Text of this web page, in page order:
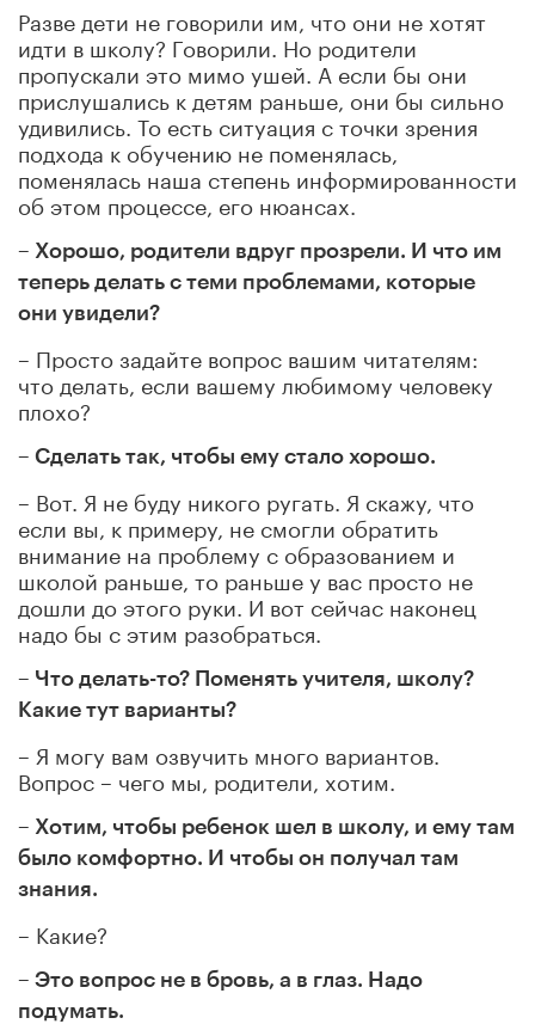
Разве дети не говорили им, что они не хотят
идти в школу? Говорили. Но родители
пропускали это мимо ушей. А если бы они
прислушались к детям раньше, они бы сильно
удивились. То есть ситуация с точки зрения
подхода к обучению не поменялась,
поменялась наша степень информированности
об этом процессе, его нюансах.
– Хорошо, родители вдруг прозрели. И что им
теперь делать с теми проблемами, которые
они увидели?
– Просто задайте вопрос вашим читателям:
что делать, если вашему любимому человеку
плохо?
– Сделать так, чтобы ему стало хорошо.
– Вот. Я не буду никого ругать. Я скажу, что
если вы, к примеру, не смогли обратить
внимание на проблему с образованием и
школой раньше, то раньше у вас просто не
дошли до этого руки. И вот сейчас наконец
надо бы с этим разобраться.
– Что делать-то? Поменять учителя, школу?
Какие тут варианты?
– Я могу вам озвучить много вариантов.
Вопрос – чего мы, родители, хотим.
– Хотим, чтобы ребенок шел в школу, и ему там
было комфортно. И чтобы он получал там
знания.
– Какие?
– Это вопрос не в бровь, а в глаз. Надо
подумать.